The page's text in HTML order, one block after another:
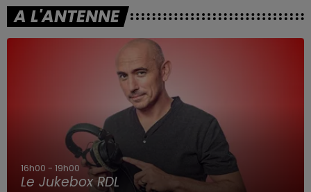
A L'ANTENNE
16h00 - 19h00
Le Jukebox RDL